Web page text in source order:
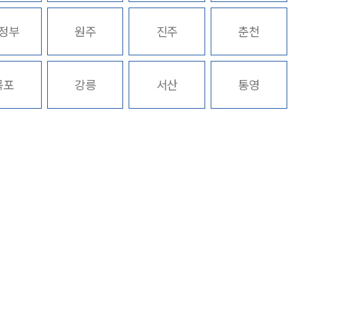
전체
구성원 소개
성범죄전문변호사
부 원주 진주 춘천
포 강릉 서산 통영